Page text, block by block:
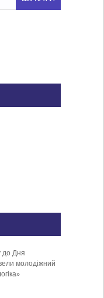
до Дня
молодіжний